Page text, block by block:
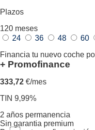
Plazos
120 meses
24
36 48 60
Financia tu nuevo coche
+ Promofinance
333,72 €/mes
TIN 9,99%
2 años permanencia
Sin garantia premium